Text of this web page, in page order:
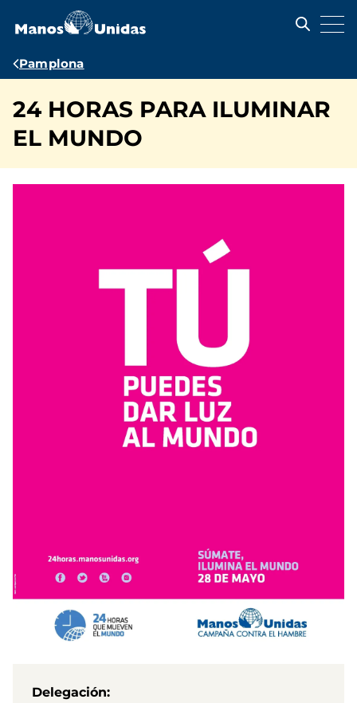
contenido
Ruta
navegación
Pamplona
24 HORAS PARA ILUMINAR
EL MUNDO
Delegación